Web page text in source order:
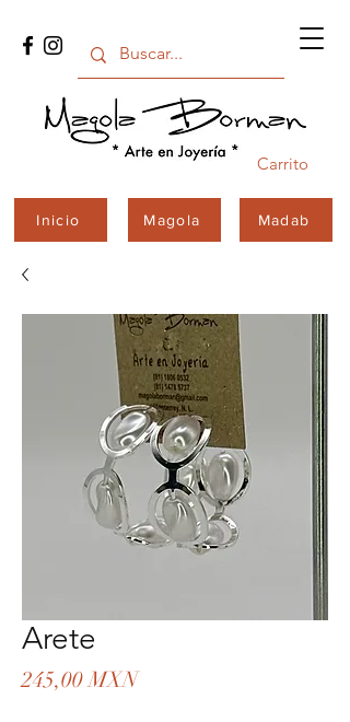
Carrito
Inicio Magola Madab
Arete
245,00 MXNPrecio